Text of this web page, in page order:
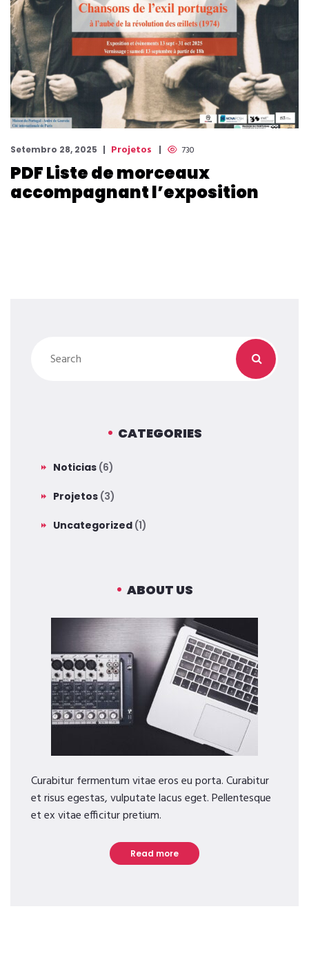
Setembro 28, 2025 Projetos 730
PDF Liste de morceaux
accompagnant l’exposition
CATEGORIES
Noticias (6)
Projetos (3)
Uncategorized (1)
ABOUT US
Curabitur fermentum vitae eros eu porta. Curabitur
et risus egestas, vulputate lacus eget. Pellentesque
et ex vitae efficitur pretium.
Read more